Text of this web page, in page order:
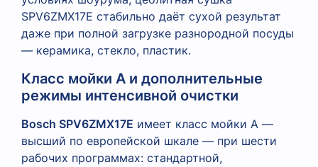
SPV6ZMX17E стабильно даёт сухой результат
даже при полной загрузке разнородной посуды
— керамика, стекло, пластик.
Класс мойки А и дополнительные
режимы интенсивной очистки
Bosch SPV6ZMX17E имеет класс мойки А —
высший по европейской шкале — при шести
рабочих программах: стандартной,